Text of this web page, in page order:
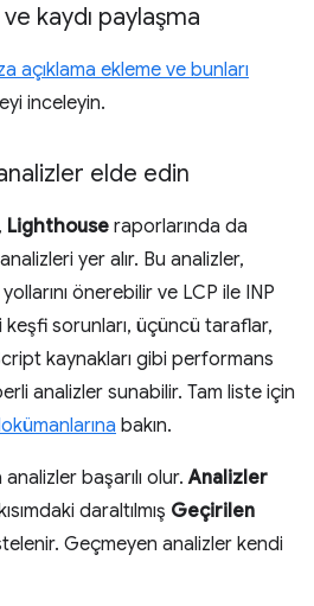
kaydı paylaşma
açıklama ekleme ve bunları
inceleyin.
elde edin
Lighthouse raporlarında da
yer alır. Bu analizler,
önerebilir ve LCP ile INP
sorunları, üçüncü taraflar,
kaynakları gibi performans
analizler sunabilir. Tam liste için
bakın.
analizler başarılı olur.Analizler
daraltılmış Geçirilen
Geçmeyen analizler kendi